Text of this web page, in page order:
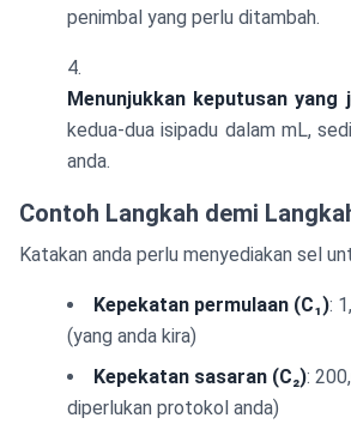
penimbal yang perlu ditambah.
Menunjukkan keputusan yang
kedua-dua isipadu dalam mL,
anda.
Contoh Langkah demi
Katakan anda perlu menyediakan sel
Kepekatan permulaan (C₁):
(yang anda kira)
Kepekatan sasaran (C₂):
diperlukan protokol anda)